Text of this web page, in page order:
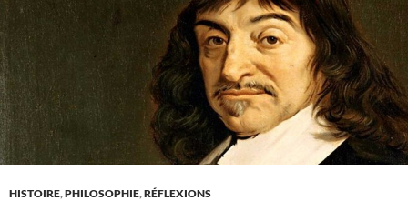
HISTOIRE,PHILOSOPHIE,RÉFLEXIONS